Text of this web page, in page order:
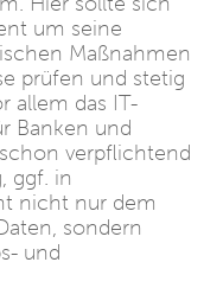
um seine
Maßnahmen
prüfen und stetig
allem das IT-
Banken und
verpflichtend
ggf. in
nicht nur dem
sondern
und